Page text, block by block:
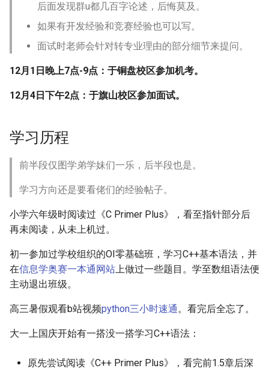
[大一]23-过程装备与控制工
程->集成电路设计与集成系统
[大二]23-物流工程->微电子科
学与工程
[大一]23-工程管理->电子信息
[大一]23-食品科学与工程->集
成电路设计与集成系统
后面发现群u都几百字论述，后悔莫及。
如果有开发经验和竞赛经验也可以写。
面试时老师会针对转专业理由的部分细节来提问。
12月1日晚上7点-9点：于铜盘校区参加机考。
12月4日下午2点：于旗山校区参加面试。
学习历程
前半段仅图学弟学妹们一乐，后半段也是。
学习方向还是要看佬们的经验帖子。
小学六年级时阅读过《C Primer Plus》，看至指针部分后
再未阅读，从未上机过。
初一参加过学校组织的OI零基础班，学习C++基本语法，并
在信息学奥赛一本通网站 上做过一些题目。学至数组语法便
主动退出班级。
高三暑假观看b站视频python三小时速通 。看完后全忘了。
大一上国庆开始有一搭没一搭学习C++语法：
原先尝试阅读《C++ Primer Plus》，看完前1.5章后深